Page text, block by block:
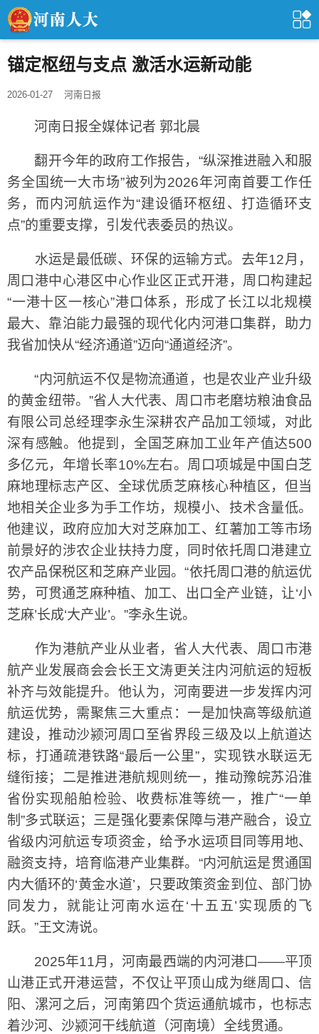
锚定枢纽与支点 激活水运新动能
2026-01-27 河南日报
河南日报全媒体记者 郭北晨
翻开今年的政府工作报告，“纵深推进融入和服
务全国统一大市场”被列为2026年河南首要工作任
务，而内河航运作为“建设循环枢纽、打造循环支
点”的重要支撑，引发代表委员的热议。
水运是最低碳、环保的运输方式。去年12月，
周口港中心港区中心作业区正式开港，周口构建起
“一港十区一核心”港口体系，形成了长江以北规模
最大、靠泊能力最强的现代化内河港口集群，助力
我省加快从“经济通道”迈向“通道经济”。
“内河航运不仅是物流通道，也是农业产业升级
的黄金纽带。”省人大代表、周口市老磨坊粮油食品
有限公司总经理李永生深耕农产品加工领域，对此
深有感触。他提到，全国芝麻加工业年产值达500
多亿元，年增长率10%左右。周口项城是中国白芝
麻地理标志产区、全球优质芝麻核心种植区，但当
地相关企业多为手工作坊，规模小、技术含量低。
他建议，政府应加大对芝麻加工、红薯加工等市场
前景好的涉农企业扶持力度，同时依托周口港建立
农产品保税区和芝麻产业园。“依托周口港的航运优
势，可贯通芝麻种植、加工、出口全产业链，让‘小
芝麻’长成‘大产业’。”李永生说。
作为港航产业从业者，省人大代表、周口市港
航产业发展商会会长王文涛更关注内河航运的短板
补齐与效能提升。他认为，河南要进一步发挥内河
航运优势，需聚焦三大重点：一是加快高等级航道
建设，推动沙颍河周口至省界段三级及以上航道达
标，打通疏港铁路“最后一公里”，实现铁水联运无
缝衔接；二是推进港航规则统一，推动豫皖苏沿淮
省份实现船舶检验、收费标准等统一，推广“一单
制”多式联运；三是强化要素保障与港产融合，设立
省级内河航运专项资金，给予水运项目同等用地、
融资支持，培育临港产业集群。“内河航运是贯通国
内大循环的‘黄金水道’，只要政策资金到位、部门协
同发力，就能让河南水运在‘十五五’实现质的飞
跃。”王文涛说。
2025年11月，河南最西端的内河港口——平顶
山港正式开港运营，不仅让平顶山成为继周口、信
阳、漯河之后，河南第四个货运通航城市，也标志
着沙河、沙颍河干线航道（河南境）全线贯通。